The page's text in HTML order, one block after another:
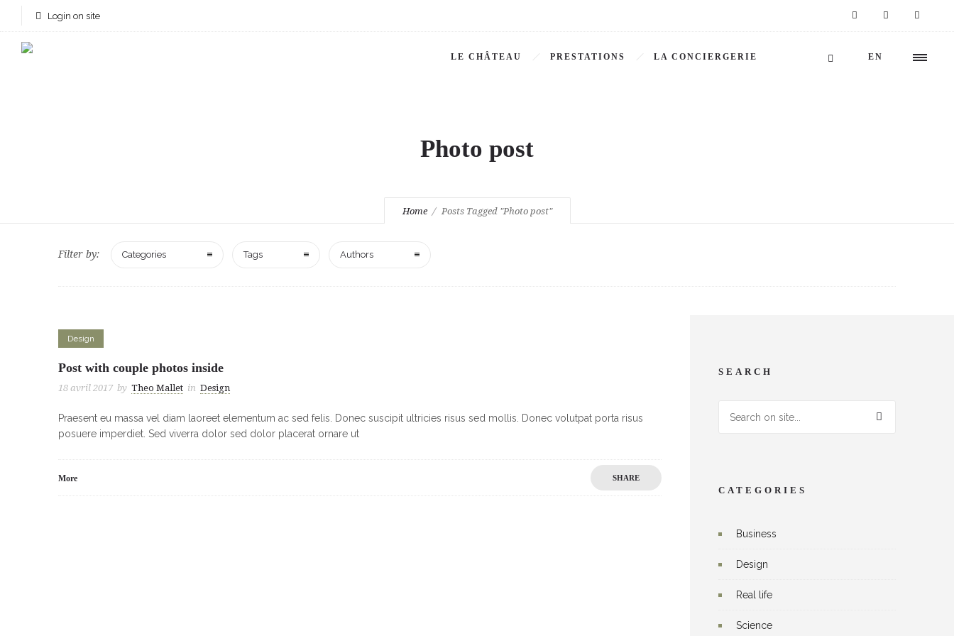
Login on site
EN
LE CHÂTEAU PRESTATIONS LA CONCIERGERIE
Photo post
Home Posts Tagged "Photo post"
Filter by: Categories Tags Authors
Design
Post with couple photos inside
18 avril 2017 by Theo Mallet in Design
Praesent eu massa vel diam laoreet elementum ac sed felis. Donec suscipit ultricies risus sed mollis. Donec volutpat porta risus
posuere imperdiet. Sed viverra dolor sed dolor placerat ornare ut
More SHARE
SEARCH
CATEGORIES
Business
Design
Real life
Science